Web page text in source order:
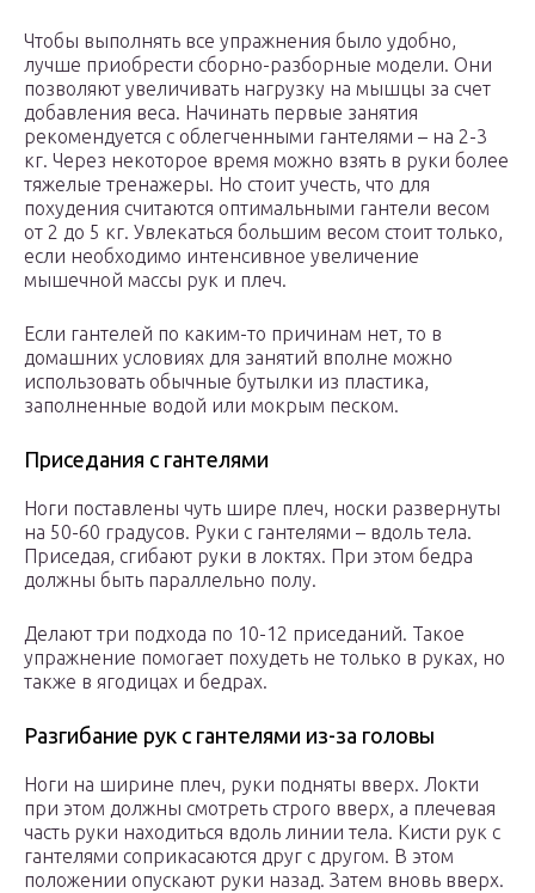
Чтобы выполнять все упражнения было удобно,
лучше приобрести сборно-разборные модели. Они
позволяют увеличивать нагрузку на мышцы за счет
добавления веса. Начинать первые занятия
рекомендуется с облегченными гантелями – на 2-3
кг. Через некоторое время можно взять в руки более
тяжелые тренажеры. Но стоит учесть, что для
похудения считаются оптимальными гантели весом
от 2 до 5 кг. Увлекаться большим весом стоит только,
если необходимо интенсивное увеличение
мышечной массы рук и плеч.
Если гантелей по каким-то причинам нет, то в
домашних условиях для занятий вполне можно
использовать обычные бутылки из пластика,
заполненные водой или мокрым песком.
Приседания с гантелями
Ноги поставлены чуть шире плеч, носки развернуты
на 50-60 градусов. Руки с гантелями – вдоль тела.
Приседая, сгибают руки в локтях. При этом бедра
должны быть параллельно полу.
Делают три подхода по 10-12 приседаний. Такое
упражнение помогает похудеть не только в руках, но
также в ягодицах и бедрах.
Разгибание рук с гантелями из-за головы
Ноги на ширине плеч, руки подняты вверх. Локти
при этом должны смотреть строго вверх, а плечевая
часть руки находиться вдоль линии тела. Кисти рук с
гантелями соприкасаются друг с другом. В этом
положении опускают руки назад. Затем вновь вверх.